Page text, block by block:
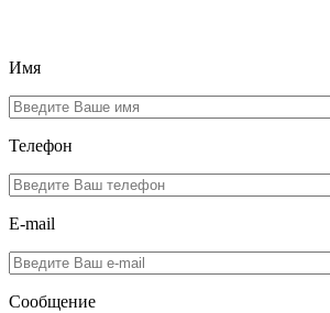
Имя
Телефон
E-mail
Сообщение